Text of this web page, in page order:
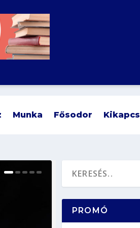
Munka Fősodor Kikapcs
PROMÓ